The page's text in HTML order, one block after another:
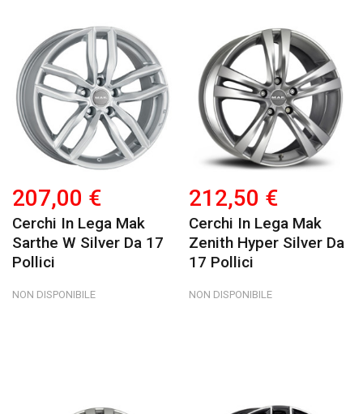
207,00 €
Cerchi In Lega Mak
Sarthe W Silver Da 17
Pollici
NON DISPONIBILE
212,50 €
Cerchi In Lega Mak
Zenith Hyper Silver Da
17 Pollici
NON DISPONIBILE